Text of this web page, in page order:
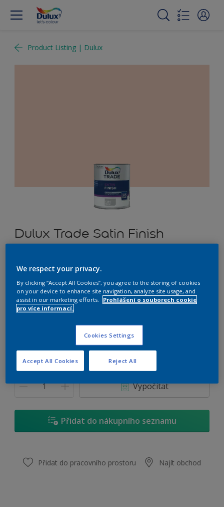
Product Listing | Dulux
Dulux Trade Satin Finish
D2.10.80
Změnit odstín
2,5 L
Množství Kalkulačka pro výpočet barvy
Vypočítat
Přidat do nákupního seznamu
Přidat do pracovního prostoru Najít obchod
We respect your privacy.
By clicking “Accept All Cookies”, you agree to the storing of cookies
on your device to enhance site navigation, analyze site usage, and
assist in our marketing efforts.
Prohlášení o souborech cookie
pro více informací.
Cookies Settings
Reject All
Accept All Cookies